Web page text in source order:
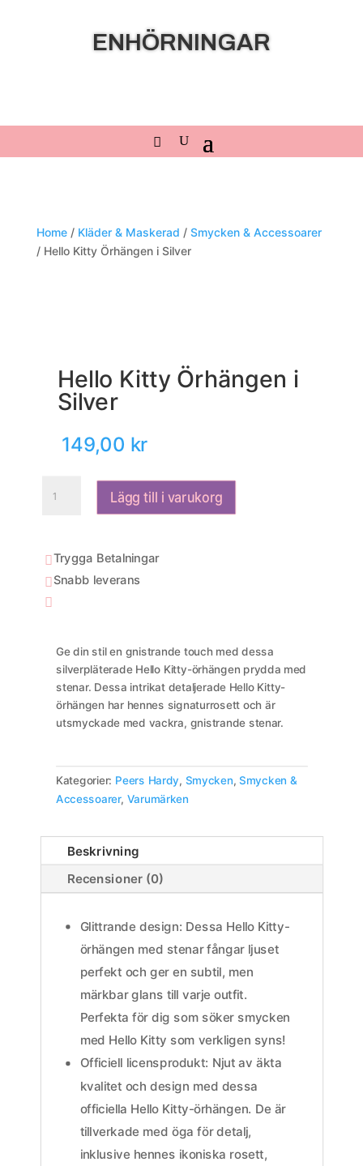
ENHÖRNINGAR
Home/ Kläder & Maskerad / Smycken & Accessoarer
/ Hello Kitty Örhängen i Silver
Hello Kitty Örhängen i
Silver
149,00 kr
Kitty
mängd
Lägg till i varukorg
Trygga Betalningar
Snabb leverans

Ge din stil en gnistrande touch med dessa
silverpläterade Hello Kitty-örhängen prydda med
stenar. Dessa intrikat detaljerade Hello Kitty-
örhängen har hennes signaturrosett och är
utsmyckade med vackra, gnistrande stenar.
Kategorier: Peers Hardy, Smycken, Smycken &
Accessoarer, Varumärken
Beskrivning
Recensioner (0)
Glittrande design: Dessa Hello Kitty-
örhängen med stenar fångar ljuset
perfekt och ger en subtil, men
märkbar glans till varje outfit.
Perfekta för dig som söker smycken
med Hello Kitty som verkligen syns!
Officiell licensprodukt: Njut av äkta
kvalitet och design med dessa
officiella Hello Kitty-örhängen. De är
tillverkade med öga för detalj,
inklusive hennes ikoniska rosett,